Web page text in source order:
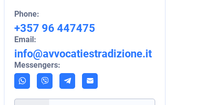
Phone:
+357 96 447475
Email:
info@avvocatiestradizione.it
Messengers: